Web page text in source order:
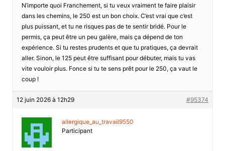
N’importe quoi Franchement, si tu veux vraiment te faire plaisir
dans les chemins, le 250 est un bon choix. C’est vrai que c’est
plus puissant, et tu ne risques pas de te sentir bridé. Pour le
permis, ça peut être un peu galère, mais ça dépend de ton
expérience. Si tu restes prudents et que tu pratiques, ça devrait
aller. Sinon, le 125 peut être suffisant pour débuter, mais tu vas
vite vouloir plus. Fonce si tu te sens prêt pour le 250, ça vaut le
coup !
12 juin 2026 à 12h29 #95374
allergique_au_travail9550
Participant